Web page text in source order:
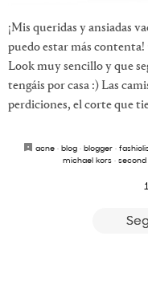
¡Mis queridas y ansiadas
puedo estar más contenta!
Look muy sencillo y que
tengáis por casa :) Las
perdiciones, el corte que
acne · blog · blogger ·
michael kors· second